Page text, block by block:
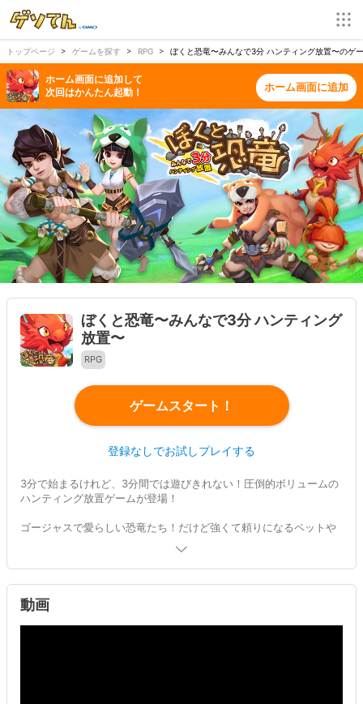
トップページ ゲームを探す RPG ぼくと恐竜〜みんなで3分 ハンティング放置〜の
ホーム画面に追加して
次回はかんたん起動！
ホーム画面に追加
ぼくと恐竜〜みんなで3分 ハンティング
放置〜
RPG
ゲームスタート！
登録なしでお試しプレイする
3分で始まるけれど、3分間では遊びきれない！圧倒的ボリュームの
ハンティング放置ゲームが登場！
ゴージャスで愛らしい恐竜たち！だけど強くて頼りになるペットや
【詳しい説明】
はるかな未来、文明は失われて原始時代に戻った荒涼とした世界。
地上は大自然におおわれて動物たちの活気に満ち溢れています。人
類も原始的な生活でしたが幸せな日々を過ごしていました。
動画